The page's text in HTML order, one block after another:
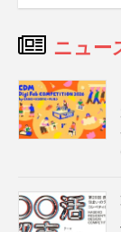
ニュー